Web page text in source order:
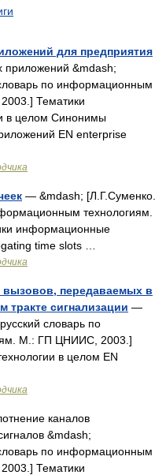
для предприятия
приложений &mdash;
по информационным
Тематики
в целом Синонимы
EN enterprise
— &mdash; [Л.Г.Суменко.
технологиям.
информационные
time slots …
вызовов, передаваемых в
тракте сигнализации —
словарь по
М.: ГП ЦНИИС, 2003.]
в целом EN
каналов
&mdash;
по информационным
Тематики